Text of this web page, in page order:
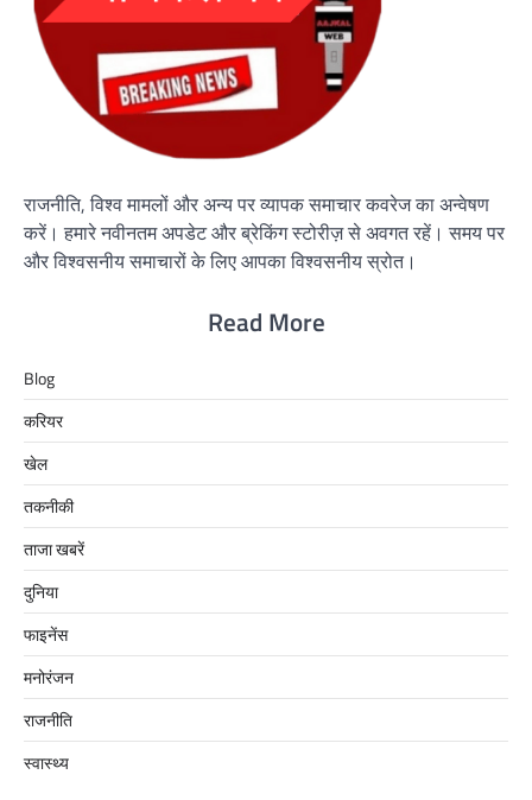
राजनीति, विश्व मामलों और अन्य पर व्यापक समाचार कवरेज का अन्वेषण
करें। हमारे नवीनतम अपडेट और ब्रेकिंग स्टोरीज़ से अवगत रहें। समय पर
और विश्वसनीय समाचारों के लिए आपका विश्वसनीय स्रोत।
Read More
Blog
करियर
खेल
तकनीकी
ताजा खबरें
दुनिया
फाइनेंस
मनोरंजन
राजनीति
स्वास्थ्य